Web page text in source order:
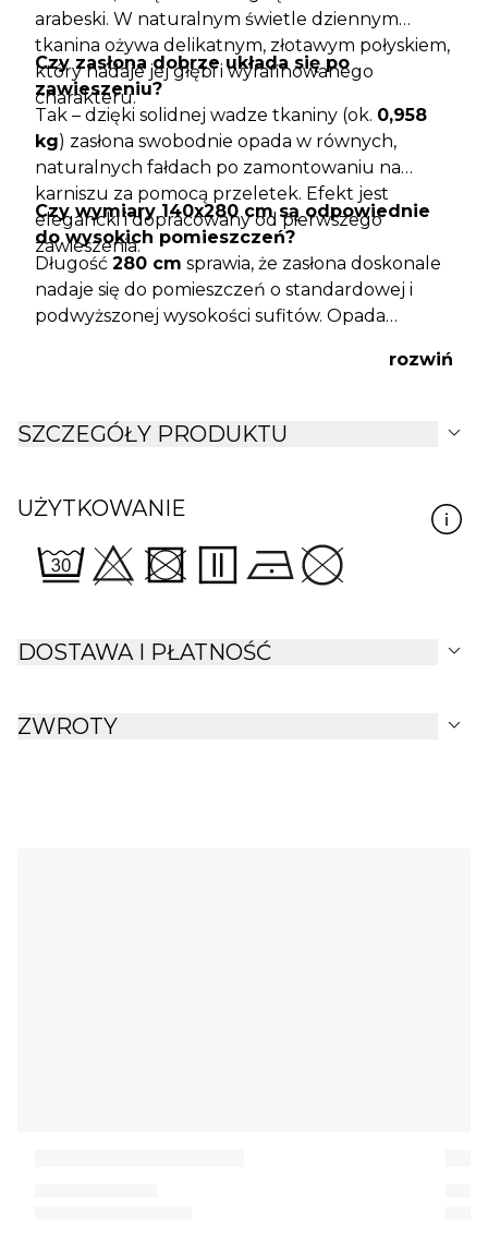
arabeski. W naturalnym świetle dziennym
tkanina ożywa delikatnym, złotawym połyskiem,
który nadaje jej głębi i wyrafinowanego
charakteru.
Czy zasłona dobrze układa się po
zawieszeniu?
Tak – dzięki solidnej wadze tkaniny (ok. 0,958
kg) zasłona swobodnie opada w równych,
naturalnych fałdach po zamontowaniu na
karniszu za pomocą przeletek. Efekt jest
elegancki i dopracowany od pierwszego
zawieszenia.
Czy wymiary 140x280 cm są odpowiednie
do wysokich pomieszczeń?
Długość 280 cm sprawia, że zasłona doskonale
nadaje się do pomieszczeń o standardowej i
podwyższonej wysokości sufitów. Opada
podwyższając przestrzeń i nadając jej bardziej
rozwiń
SZCZEGÓŁY PRODUKTU expand_more
UŻYTKOWANIE
DOSTAWA I PŁATNOŚĆ expand_more
ZWROTY expand_more